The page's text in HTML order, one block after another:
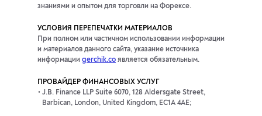
знаниями и опытом для торговли на Форексе.
УСЛОВИЯ ПЕРЕПЕЧАТКИ МАТЕРИАЛОВ
При полном или частичном использовании информации
и материалов данного сайта, указание источника
информации gerchik.co является обязательным.
ПРОВАЙДЕР ФИНАНСОВЫХ УСЛУГ
J.B. Finance LLP Suite 6070, 128 Aldersgate Street,
Barbican, London, United Kingdom, EC1A 4AE;